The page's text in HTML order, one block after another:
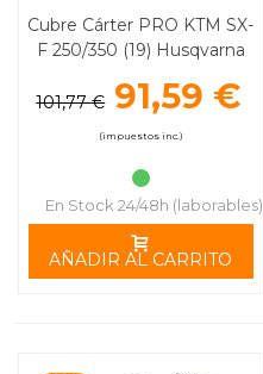
Cubre Cárter PRO KTM SX-
F 250/350 (19) Husqvarna
RACING
101,77 € 91,59 €
(impuestos inc.)
En Stock 24/48h (laborables)
AÑADIR AL CARRITO